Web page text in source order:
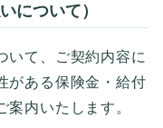
について）
いて、ご契約内容に
がある保険金・給付
内いたします。